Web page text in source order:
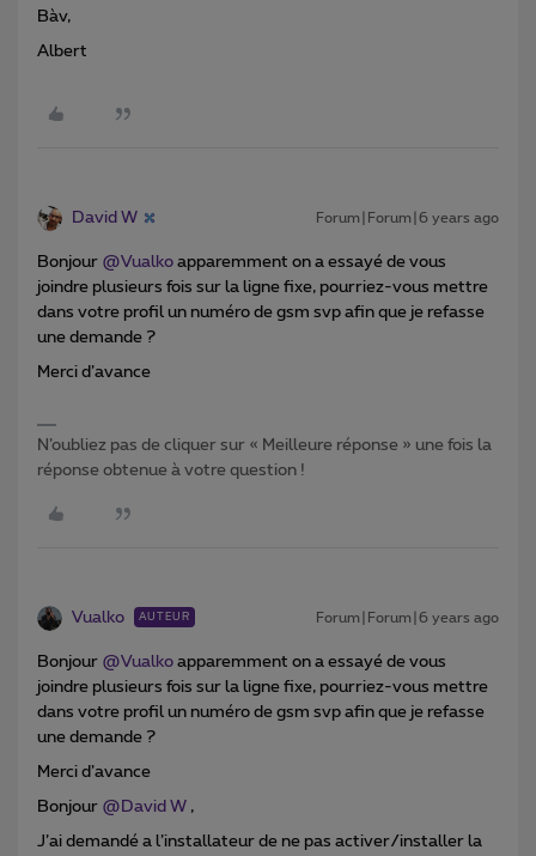
Bàv,
Albert
David W Forum|Forum|6 years ago
Bonjour @Vualko apparemment on a essayé de vous
joindre plusieurs fois sur la ligne fixe, pourriez-vous mettre
dans votre profil un numéro de gsm svp afin que je refasse
une demande ?
Merci d’avance
N’oubliez pas de cliquer sur « Meilleure réponse » une fois la
réponse obtenue à votre question !
Vualko AUTEUR Forum|Forum|6 years ago
Bonjour @Vualko apparemment on a essayé de vous
joindre plusieurs fois sur la ligne fixe, pourriez-vous mettre
dans votre profil un numéro de gsm svp afin que je refasse
une demande ?
Merci d’avance
Bonjour @David W ,
J’ai demandé a l’installateur de ne pas activer/installer la